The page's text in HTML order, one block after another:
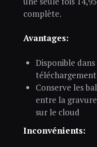
complète.
Avantages:
Disponible
téléchargement
Conserve les
entre la
sur le cloud
Inconvénients: